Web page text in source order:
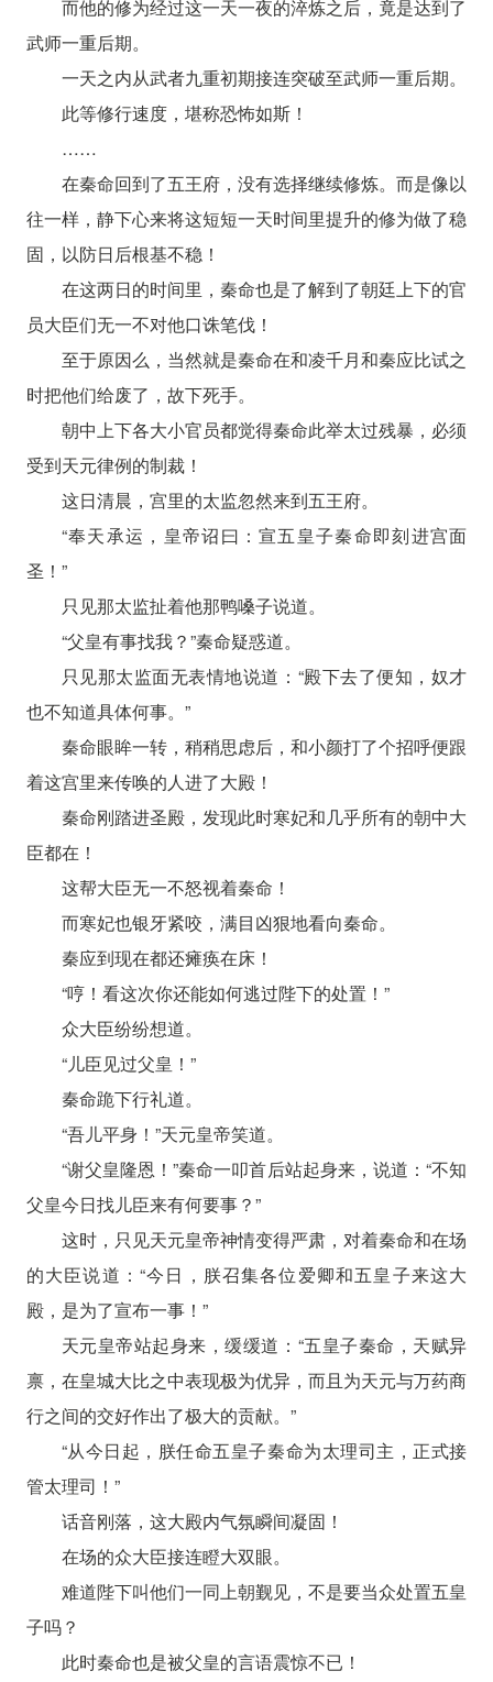
而他的修为经过这一天一夜的淬炼之后，竟是达到了
武师一重后期。
一天之内从武者九重初期接连突破至武师一重后期。
此等修行速度，堪称恐怖如斯！
……
在秦命回到了五王府，没有选择继续修炼。而是像以
往一样，静下心来将这短短一天时间里提升的修为做了稳
固，以防日后根基不稳！
在这两日的时间里，秦命也是了解到了朝廷上下的官
员大臣们无一不对他口诛笔伐！
至于原因么，当然就是秦命在和凌千月和秦应比试之
时把他们给废了，故下死手。
朝中上下各大小官员都觉得秦命此举太过残暴，必须
受到天元律例的制裁！
这日清晨，宫里的太监忽然来到五王府。
“奉天承运，皇帝诏曰：宣五皇子秦命即刻进宫面
圣！”
只见那太监扯着他那鸭嗓子说道。
“父皇有事找我？”秦命疑惑道。
只见那太监面无表情地说道：“殿下去了便知，奴才
也不知道具体何事。”
秦命眼眸一转，稍稍思虑后，和小颜打了个招呼便跟
着这宫里来传唤的人进了大殿！
秦命刚踏进圣殿，发现此时寒妃和几乎所有的朝中大
臣都在！
这帮大臣无一不怒视着秦命！
而寒妃也银牙紧咬，满目凶狠地看向秦命。
秦应到现在都还瘫痪在床！
“哼！看这次你还能如何逃过陛下的处置！”
众大臣纷纷想道。
“儿臣见过父皇！”
秦命跪下行礼道。
“吾儿平身！”天元皇帝笑道。
“谢父皇隆恩！”秦命一叩首后站起身来，说道：“不知
父皇今日找儿臣来有何要事？”
这时，只见天元皇帝神情变得严肃，对着秦命和在场
的大臣说道：“今日，朕召集各位爱卿和五皇子来这大
殿，是为了宣布一事！”
天元皇帝站起身来，缓缓道：“五皇子秦命，天赋异
禀，在皇城大比之中表现极为优异，而且为天元与万药商
行之间的交好作出了极大的贡献。”
“从今日起，朕任命五皇子秦命为太理司主，正式接
管太理司！”
话音刚落，这大殿内气氛瞬间凝固！
在场的众大臣接连瞪大双眼。
难道陛下叫他们一同上朝觐见，不是要当众处置五皇
子吗？
此时秦命也是被父皇的言语震惊不已！